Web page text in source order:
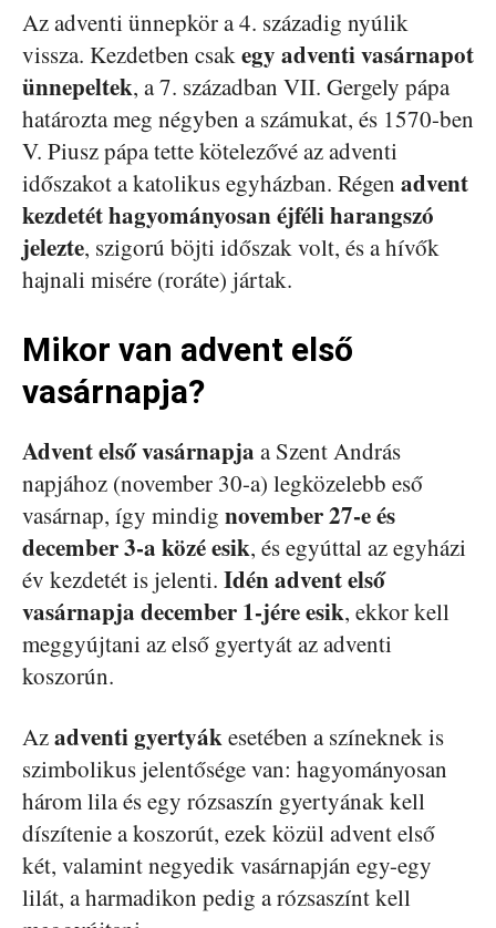
Az adventi ünnepkör a 4. századig nyúlik
vissza. Kezdetben csakegy adventi vasárnapot
ünnepeltek, a 7. században VII. Gergely pápa
határozta meg négyben a számukat, és 1570-ben
V. Piusz pápa tette kötelezővé az adventi
időszakot a katolikus egyházban. Régen advent
kezdetét hagyományosan éjféli harangszó
jelezte, szigorú böjti időszak volt, és a hívők
hajnali misére (roráte) jártak.
Mikor van advent első
vasárnapja?
Advent első vasárnapja a Szent András
napjához (november 30-a) legközelebb eső
vasárnap, így mindig november 27-e és
december 3-a közé esik, és egyúttal az egyházi
év kezdetét is jelenti. Idén advent első
vasárnapja december 1-jére esik, ekkor kell
meggyújtani az első gyertyát az adventi
koszorún.
Azadventi gyertyákesetében a színeknek is
szimbolikus jelentősége van: hagyományosan
három lila és egy rózsaszín gyertyának kell
díszítenie a koszorút, ezek közül advent első
két, valamint negyedik vasárnapján egy-egy
lilát, a harmadikon pedig a rózsaszínt kell